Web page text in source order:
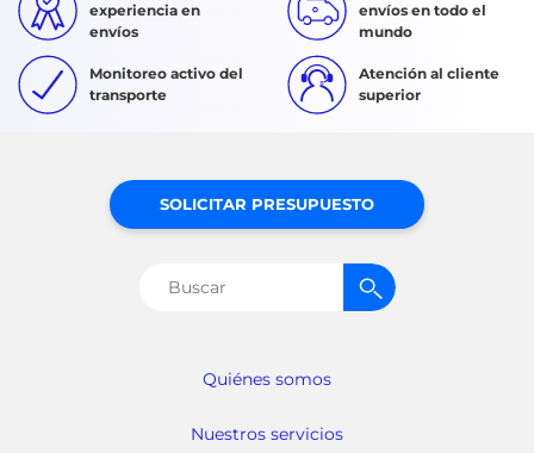
experiencia en
envíos
envíos en todo el
mundo
Monitoreo activo del
transporte
Atención al cliente
superior
Quiénes somos
Nuestros servicios
SOLICITAR PRESUPUESTO
Buscar: